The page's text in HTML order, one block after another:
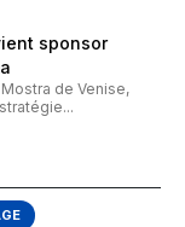
sponsor
de Venise,